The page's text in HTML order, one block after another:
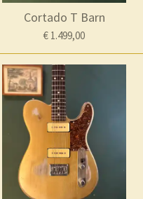
Cortado T Barn
€ 1.499,00